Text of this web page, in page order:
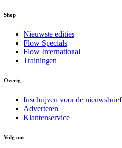
Shop
Nieuwste edities
Flow Specials
Flow International
Trainingen
Overig
Inschrijven voor de nieuwsbrief
Adverteren
Klantenservice
Volg ons